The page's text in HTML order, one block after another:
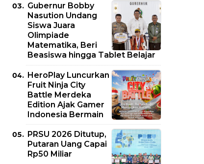
Gubernur Bobby
Nasution Undang
Siswa Juara
Olimpiade
Matematika, Beri
Beasiswa hingga Tablet Belajar
HeroPlay Luncurkan
Fruit Ninja City
Battle Merdeka
Edition Ajak Gamer
Indonesia Bermain
PRSU 2026 Ditutup,
Putaran Uang Capai
Rp50 Miliar